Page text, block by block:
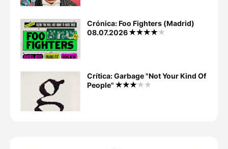
Crónica: Foo Fighters (Madrid)
08.07.2026
Crítica: Garbage "Not Your Kind Of
People"